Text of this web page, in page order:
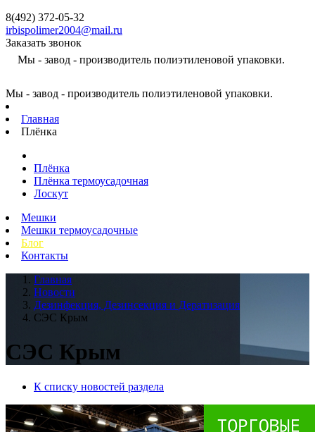
8(492) 372-05-32
irbispolimer2004@mail.ru
Заказать звонок
Мы - завод - производитель полиэтиленовой упаковки.
Мы - завод - производитель полиэтиленовой упаковки.
Главная
Плёнка
Плёнка
Плёнка термоусадочная
Лоскут
Мешки
Мешки термоусадочные
Блог
Контакты
Главная
Новости
Дезинфекция, Дезинсекция и Дератизация
СЭС Крым
СЭС Крым
К списку новостей раздела